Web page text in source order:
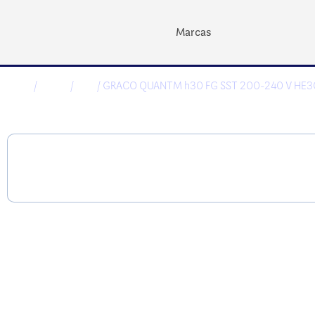
Marcas
/ / / GRACO QUANTM h30 FG SST 200-240 V